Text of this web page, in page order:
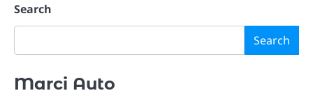
Search
Search
Marci Auto